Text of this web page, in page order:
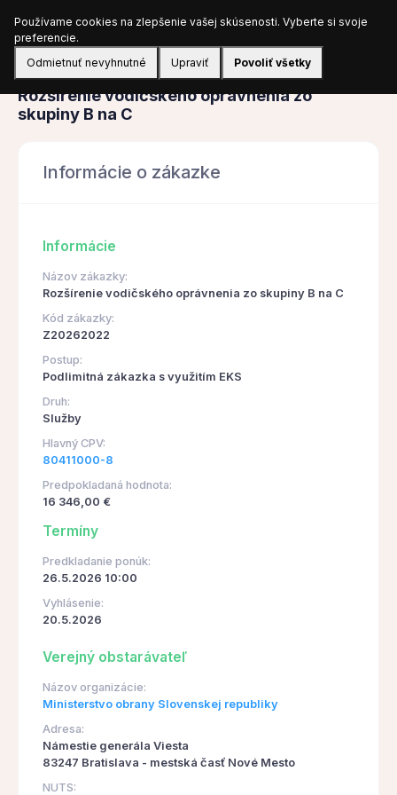
Prihlásiť sa
Obstarávanie
Rozšírenie vodičského oprávnenia zo
skupiny B na C
Informácie o zákazke
Informácie
Názov zákazky:
Rozšírenie vodičského oprávnenia zo skupiny B na C
Kód zákazky:
Z20262022
Postup:
Podlimitná zákazka s využitím EKS
Druh:
Služby
Hlavný CPV:
80411000-8
Predpokladaná hodnota:
16 346,00 €
Termíny
Predkladanie ponúk:
26.5.2026 10:00
Vyhlásenie:
20.5.2026
Verejný obstarávateľ
Názov organizácie:
Ministerstvo obrany Slovenskej republiky
Adresa:
Námestie generála Viesta
83247 Bratislava - mestská časť Nové Mesto
NUTS:
Používame cookies na zlepšenie vašej skúsenosti. Vyberte si svoje
preferencie.
Odmietnuť nevyhnutné
Upraviť Povoliť všetky